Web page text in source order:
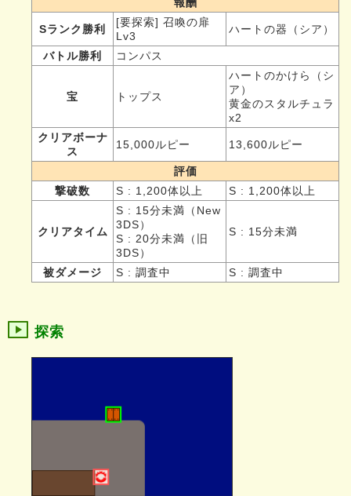
Sランク勝利
[要探索] 召喚の扉
Lv3
ハートの器（シア）
バトル勝利 コンパス
宝 トップス
ハートのかけら（シ
ア）
黄金のスタルチュラ
x2
クリアボーナ
ス
15,000ルピー 13,600ルピー
評価
撃破数
S : 1,200体以上 S : 1,200体以上
クリアタイム
S : 15分未満（New
3DS）
S : 20分未満（旧
3DS）
S : 15分未満
被ダメージ S : 調査中 S : 調査中
探索